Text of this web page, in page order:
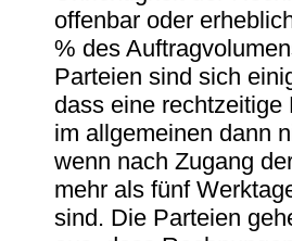
offenbar oder
% des
Parteien sind sich
dass eine rechtzeitige
im allgemeinen dann
wenn nach Zugang
mehr als fünf
sind. Die Parteien